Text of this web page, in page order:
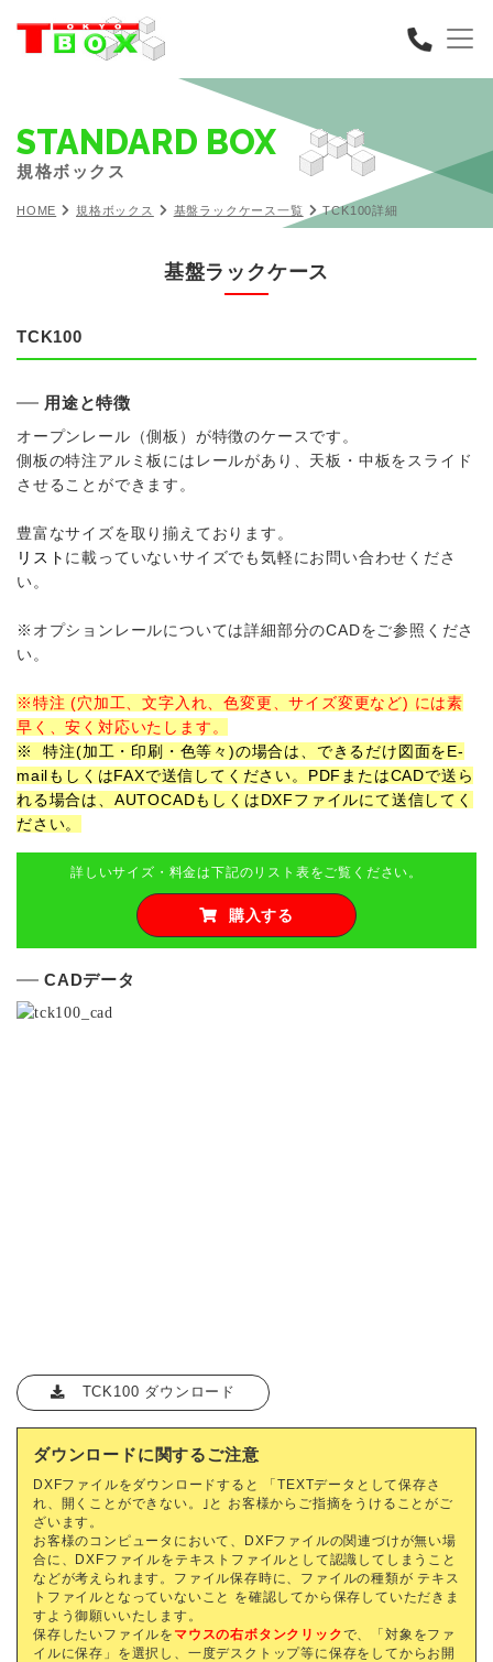
STANDARD BOX
規格ボックス
HOME 規格ボックス 基盤ラックケース一覧 TCK100詳細
基盤ラックケース
TCK100
用途と特徴
オープンレール（側板）が特徴のケースです。
側板の特注アルミ板にはレールがあり、天板・中板をスライド
させることができます。
豊富なサイズを取り揃えております。
リスト に載っていないサイズでも気軽にお問い合わせくださ
い。
※オプションレールについては詳細部分のCADをご参照くださ
い。
※特注 (穴加工、文字入れ、色変更、サイズ変更など) には素
早く、安く対応いたします。
※ 特注(加工・印刷・色等々)の場合は、できるだけ図面をE-
mailもしくはFAXで送信してください。PDFまたはCADで送ら
れる場合は、 AUTOCADもしくはDXFファイルにて送信してく
ださい。
詳しいサイズ・料金は下記のリスト表をご覧ください。
購入する
CADデータ
TCK100 ダウンロード
ダウンロードに関するご注意
DXFファイルをダウンロードすると 「TEXTデータとして保存さ
れ、開くことができない。｣と お客様からご指摘をうけることがご
ざいます。
お客様のコンピュータにおいて、DXFファイルの関連づけが無い場
合に、DXFファイルをテキストファイルとして認識してしまうこと
などが考えられます。ファイル保存時に、ファイルの種類が テキス
トファイルとなっていないこと を確認してから保存していただきま
すよう御願いいたします。
保存したいファイルを マウスの右ボタンクリックで、「対象をファ
イルに保存」を選択し、一度デスクトップ等に保存をしてからお開